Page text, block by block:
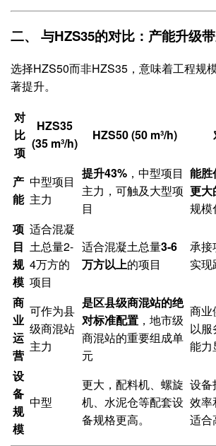
二、 与HZS35的对比：产能升级
选择HZS50而非HZS35，意味着工程规
著提升。
对
比
项
HZS35
(35 m³/h)
HZS50 (50 m³/h)
产
能
中型项目
主力
提升43%​ ，中型项目
主力，可触及大型项
目
能胜
更大
规模
项
目
规
模
适合混凝
土总量2-
4万方的
项目
适合混凝土总量3-6
万方以上的项目
承接
实现
商
业
运
营
可作为县
级商混站
主力
是区县级商混站的绝
对标准配置 ，地市级
商混站的重要组成单
元
商业
以服
能力
设
备
规
模
中型
更大，配料机、螺旋
机、水泥仓等配套设
备规格更高。
设备
效率
适合